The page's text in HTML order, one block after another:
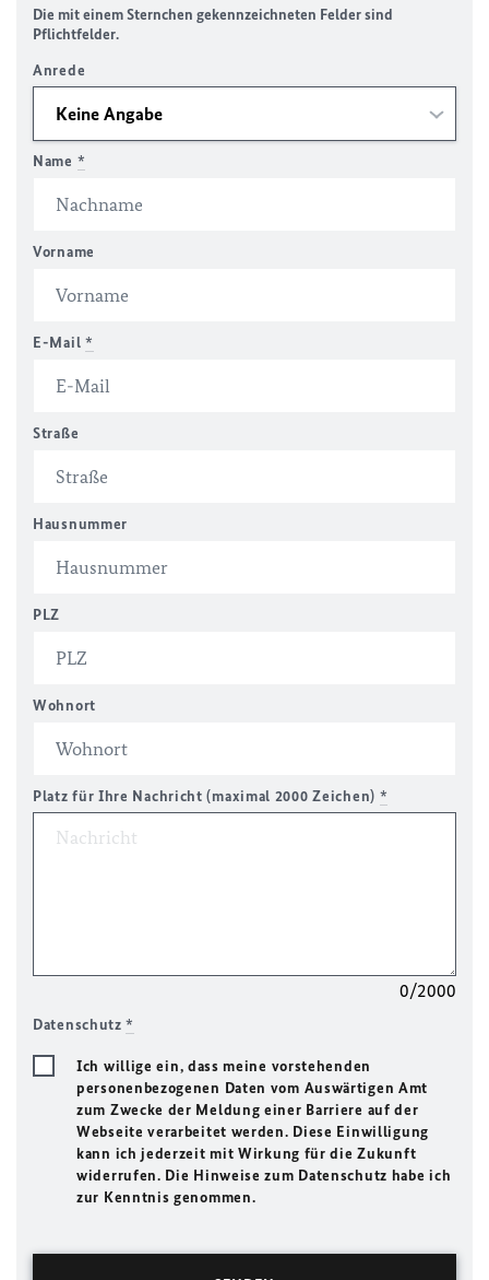
Die mit einem Sternchen gekennzeichneten Felder sind
Pflichtfelder.
Anrede
Name *
Vorname
E-Mail *
Straße
Hausnummer
PLZ
Wohnort
Platz für Ihre Nachricht (maximal 2000 Zeichen) *
0/2000
Datenschutz*
Ich willige ein, dass meine vorstehenden
personenbezogenen Daten vom Auswärtigen Amt
zum Zwecke der Meldung einer Barriere auf der
Webseite verarbeitet werden. Diese Einwilligung
kann ich jederzeit mit Wirkung für die Zukunft
widerrufen. Die Hinweise zum Datenschutz habe ich
zur Kenntnis genommen.